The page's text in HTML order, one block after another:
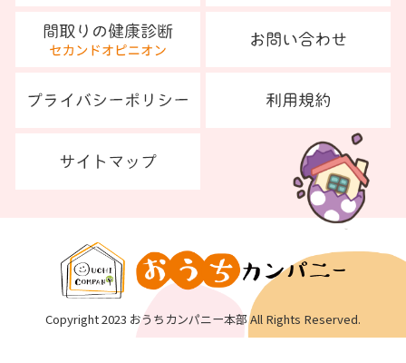
Copyright 2023 おうちカンパニー本部 All Rights Reserved.